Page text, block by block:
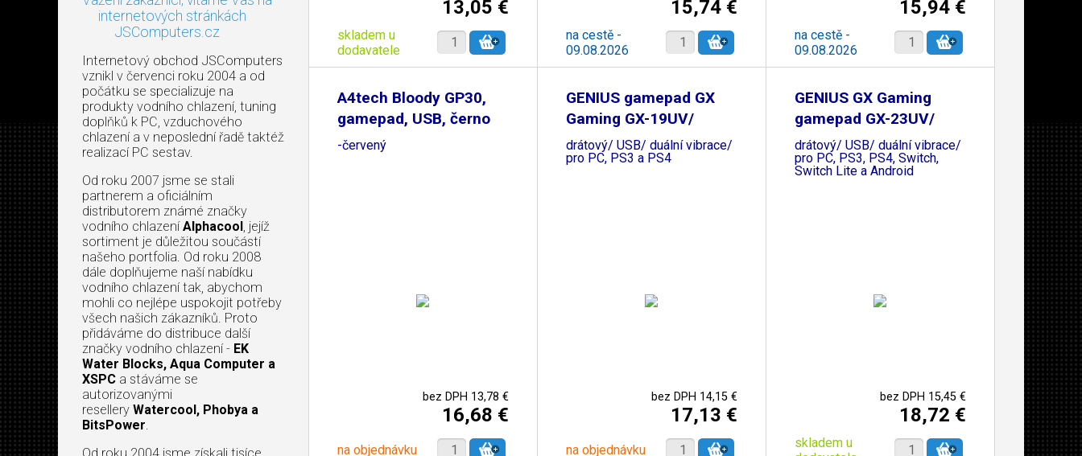
internetových stránkách
JSComputers.cz
Internetový obchod JSComputers
vznikl v červenci roku 2004 a od
počátku se specializuje na
produkty vodního chlazení, tuning
doplňků k PC, vzduchového
chlazení a v neposlední řadě taktéž
realizací PC sestav.
Od roku 2007 jsme se stali
partnerem a oficiálním
distributorem známé značky
vodního chlazení Alphacool, jejíž
sortiment je důležitou součástí
našeho portfolia. Od roku 2008
dále doplňujeme naší nabídku
vodního chlazení tak, abychom
mohli co nejlépe uspokojit potřeby
všech našich zákazníků. Proto
přidáváme do distribuce další
značky vodního chlazení - EK
Water Blocks, Aqua Computer a
XSPC a stáváme se
autorizovanými
resellery Watercool, Phobya a
BitsPower.
13,05 €
skladem u
dodavatele
15,74 €
na cestě -
09.08.2026
15,94 €
na cestě -
09.08.2026
A4tech Bloody GP30,
gamepad, USB, černo
-červený
bez DPH 13,78 €
16,68 €
na objednávku
GENIUS gamepad GX
Gaming GX-19UV/
drátový/ USB/ duální vibrace/
pro PC, PS3 a PS4
bez DPH 14,15 €
17,13 €
na objednávku
GENIUS GX Gaming
gamepad GX-23UV/
drátový/ USB/ duální vibrace/
pro PC, PS3, PS4, Switch,
Switch Lite a Android
bez DPH 15,45 €
18,72 €
skladem u